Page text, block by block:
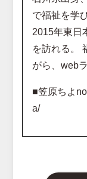
で福祉を学
2015年東日
を訪れる。
がら、web
■笠原ちよ
a/